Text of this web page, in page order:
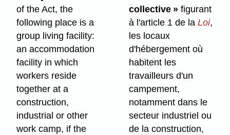
of the Act, the
following place is a
group living facility:
an accommodation
facility in which
workers reside
together at a
construction,
industrial or other
work camp, if the
collective » figurant
à l'article 1 de laLoi,
les locaux
d'hébergement où
habitent les
travailleurs d'un
campement,
notamment dans le
secteur industriel ou
de la construction,